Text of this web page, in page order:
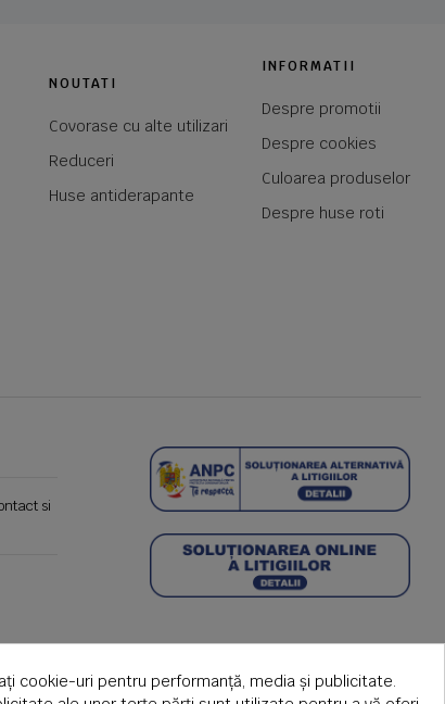
NOUTATI
Covorase cu alte utilizari
Reduceri
Huse antiderapante
INFORMATII
Despre promotii
Despre cookies
Culoarea produselor
Despre huse roti
si
cookie-uri pentru performanță, media și publicitate.